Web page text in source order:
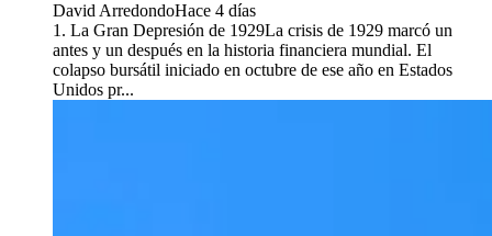
David ArredondoHace 4 días
1. La Gran Depresión de 1929La crisis de 1929 marcó un
antes y un después en la historia financiera mundial. El
colapso bursátil iniciado en octubre de ese año en Estados
Unidos pr...